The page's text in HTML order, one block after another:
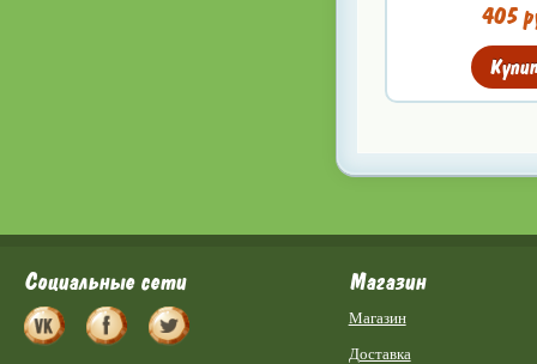
405
Социальные сети Магазин
Магазин
Доставка